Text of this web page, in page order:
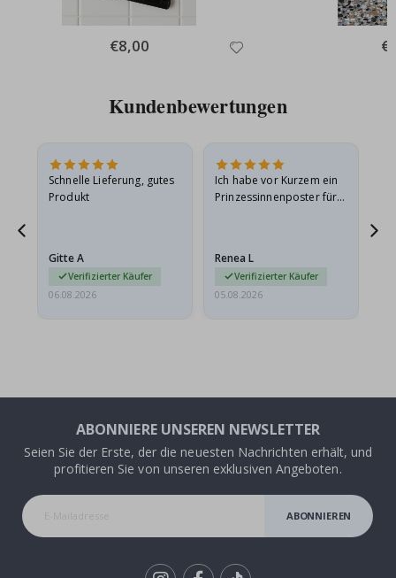
Special
Price
€8,00
Kundenbewertungen
Schnelle Lieferung, gutes
Produkt
Gitte A
Verifizierter Käufer
06.08.2026
Ich habe vor Kurzem ein
Prinzessinnenposter für
beschädigt…
Renea L
Verifizierter Käufer
05.08.2026
ABONNIERE UNSEREN NEWSLETTER
Seien Sie der Erste, der die neuesten Nachrichten erhält, und
profitieren Sie von unseren exklusiven Angeboten.
ABONNIEREN